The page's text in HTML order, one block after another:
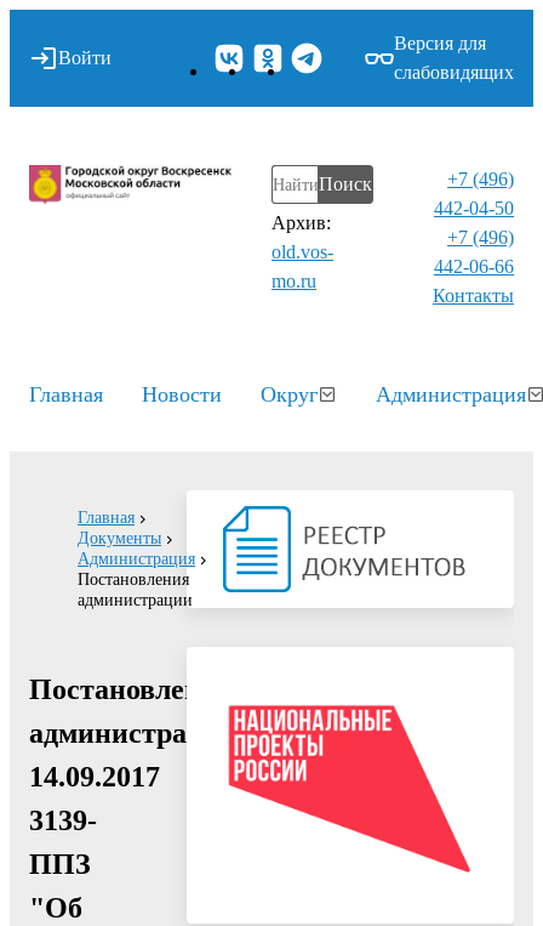
Войти
Версия для
слабовидящих
Поиск
Архив:
old.vos-
mo.ru
+7 (496)
442-04-50
+7 (496)
442-06-66
Контакты⁠
Главная Новости Округ Администрация
Главная
Документы
Администрация
Постановления
администрации
Постановление
администрации
14.09.2017
3139-
ППЗ
"Об